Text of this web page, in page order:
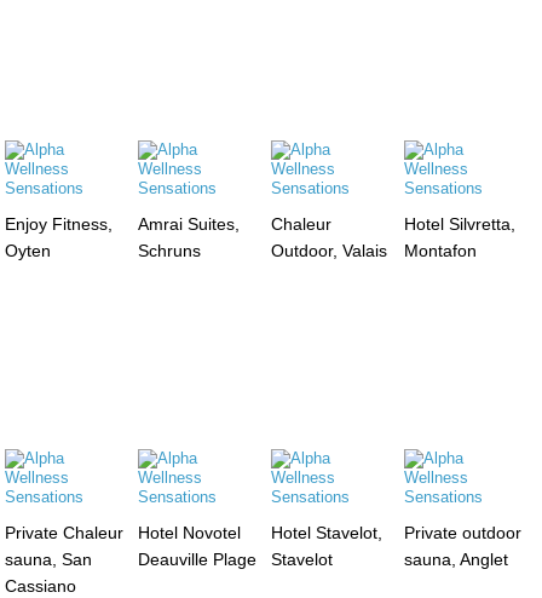
Enjoy Fitness,
Oyten
Amrai Suites,
Schruns
Chaleur
Outdoor, Valais
Hotel Silvretta,
Montafon
Private Chaleur
sauna, San
Cassiano
Hotel Novotel
Deauville Plage
Hotel Stavelot,
Stavelot
Private outdoor
sauna, Anglet